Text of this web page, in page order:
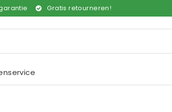
Gratis retourneren!